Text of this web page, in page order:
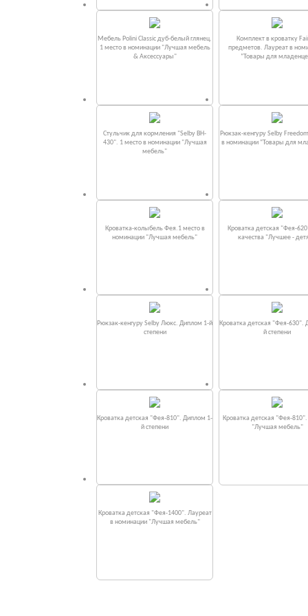
Мебель Polini Classic дуб-белый глянец.
1 место в номинации "Лучшая мебель
& Аксессуары"
Комплект в кроватку
предметов. Лауреат в
“Товары для
Стульчик для кормления "Selby BH-
430". 1 место в номинации "Лучшая
мебель"
Рюкзак-кенгуру Selby
в номинации “Товары для
Кроватка-колыбель Фея.1 место в
номинации "Лучшая мебель"
Кроватка детская "Фея-
качества "Лучшее -
Рюкзак-кенгуру Selby Люкс. Диплом 1-й
степени
Кроватка детская "Фея-630".
й степени
Кроватка детская "Фея-810". Диплом 1-
й степени
Кроватка детская "Фея-
"Лучшая мебель"
Кроватка детская "Фея-1400". Лауреат
в номинации "Лучшая мебель"